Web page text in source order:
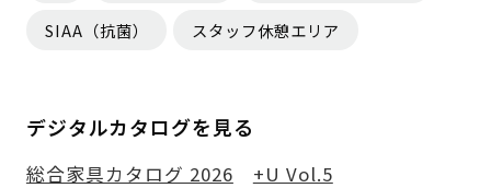
SIAA（抗菌） スタッフ休憩エリア
デジタルカタログを見る
総合家具カタログ 2026
+U Vol.5